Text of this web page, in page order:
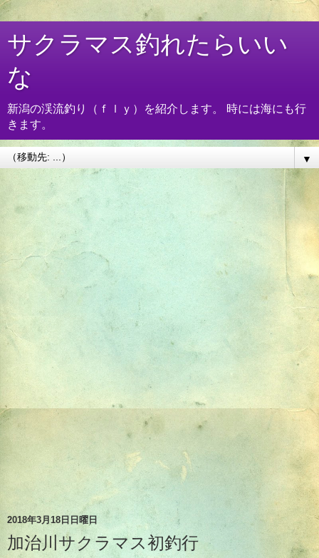
サクラマス釣れたらいい
な
新潟の渓流釣り（ｆｌｙ）を紹介します。 時には海にも行
きます。
▼
2018年3月18日日曜日
加治川サクラマス初釣行